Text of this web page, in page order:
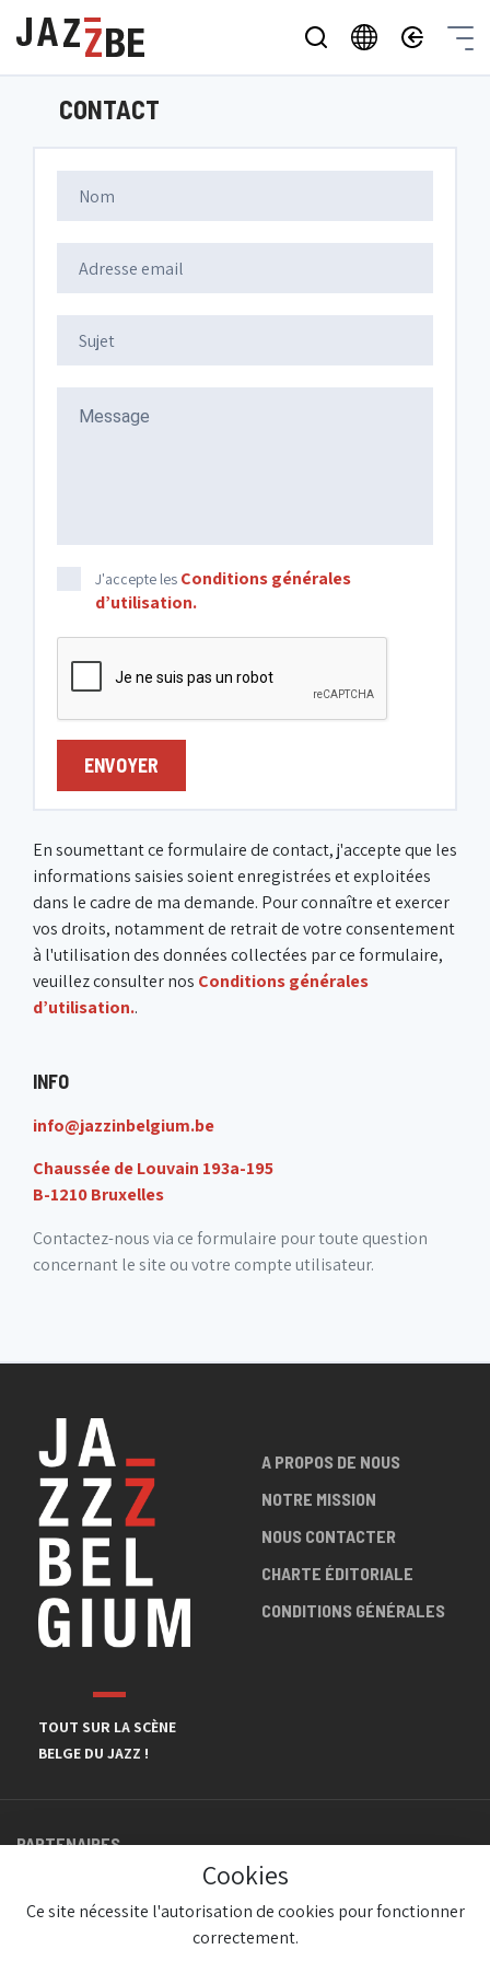
CONTACT
J'accepte les Conditions générales
d’utilisation.
ENVOYER
En soumettant ce formulaire de contact, j'accepte que les
informations saisies soient enregistrées et exploitées
dans le cadre de ma demande. Pour connaître et exercer
vos droits, notamment de retrait de votre consentement
à l'utilisation des données collectées par ce formulaire,
veuillez consulter nos Conditions générales
d’utilisation..
INFO
info@jazzinbelgium.be
Chaussée de Louvain 193a-195
B-1210 Bruxelles
Contactez-nous via ce formulaire pour toute question
concernant le site ou votre compte utilisateur.
TOUT SUR LA SCÈNE
BELGE DU JAZZ !
A PROPOS DE NOUS
NOTRE MISSION
NOUS CONTACTER
CHARTE ÉDITORIALE
CONDITIONS GÉNÉRALES
PARTENAIRES
Cookies
Ce site nécessite l'autorisation de cookies pour fonctionner
correctement.